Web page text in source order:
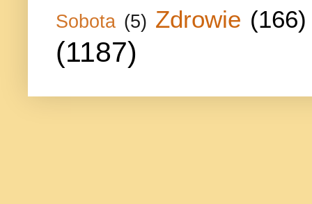
Sobota (5) Zdrowie (166)
(1187)